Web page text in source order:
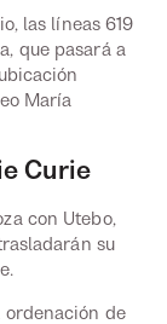
las líneas 619
que pasará a
María
Curie
con Utebo,
su
de